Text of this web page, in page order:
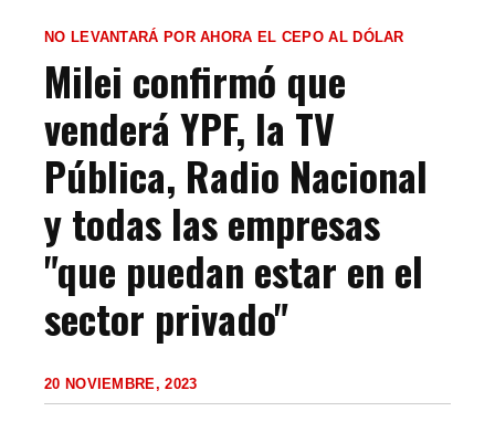
NO LEVANTARÁ POR AHORA EL CEPO AL DÓLAR
Milei confirmó que
venderá YPF, la TV
Pública, Radio Nacional
y todas las empresas
"que puedan estar en el
sector privado"
20 NOVIEMBRE, 2023